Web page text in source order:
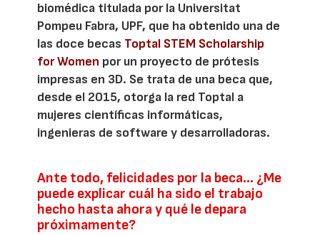
biomédica titulada por la Universitat
Pompeu Fabra, UPF, que ha obtenido una de
las doce becas Toptal STEM Scholarship
for Women por un proyecto de prótesis
impresas en 3D. Se trata de una beca que,
desde el 2015, otorga la red Toptal a
mujeres científicas informáticas,
ingenieras de software y desarrolladoras.
Ante todo, felicidades por la beca... ¿Me
puede explicar cuál ha sido el trabajo
hecho hasta ahora y qué le depara
próximamente?